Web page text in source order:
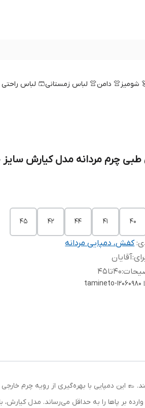
شومیز👚 دامن👚 لباس زمستانی🩳 لباس راحتی
40
41
44
42
45
:کفش، دمپایی مردانه
:آقایان
:40تا45
tamineto-12060980
این دمپایی با بهره‌گیری از رویه چرم خارجی
بر پاها را به حداقل می‌رساند. مدل کیارش،